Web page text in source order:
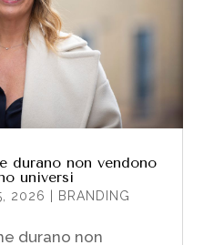
durano non vendono
universi
2026 BRANDING
durano non